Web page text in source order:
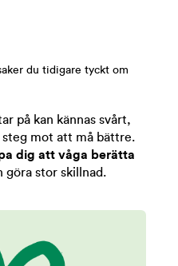
du tidigare tyckt om
på kan kännas svårt,
mot att må bättre.
dig att våga berätta
göra stor skillnad.